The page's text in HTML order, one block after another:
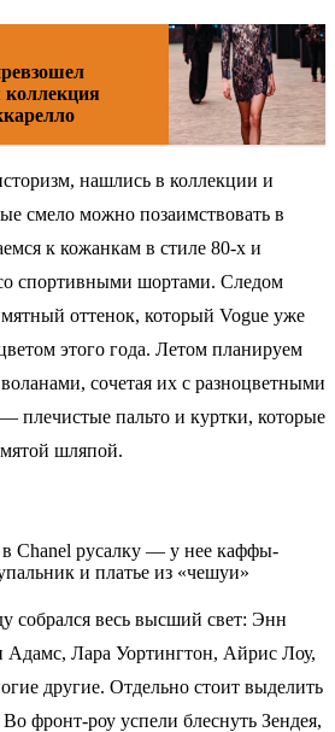
нашлись в коллекции и
смело можно позаимствовать в
к кожанкам в стиле 80-х и
спортивными шортами. Следом
оттенок, который Vogue уже
этого года. Летом планируем
сочетая их с разноцветными
плечистые пальто и куртки, которые
шляпой.
в Chanel русалку — у нее каффы-
и платье из «чешуи»
собрался весь высший свет: Энн
Лара Уортингтон, Айрис Лоу,
другие. Отдельно стоит выделить
фронт-роу успели блеснуть Зендея,